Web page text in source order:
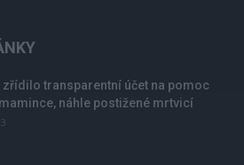
zřídilo transparentní účet na pomoc
náhle postižené mrtvicí